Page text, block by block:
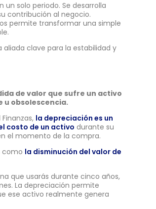
solo periodo. Se desarrolla
contribución al negocio.
permite transformar una simple
clave para la estabilidad y
de valor que sufre un activo
u obsolescencia.
la depreciación es un
costo de un activo durante su
el momento de la compra.
como la disminución del valor de
que usarás durante cinco años,
La depreciación permite
ese activo realmente genera